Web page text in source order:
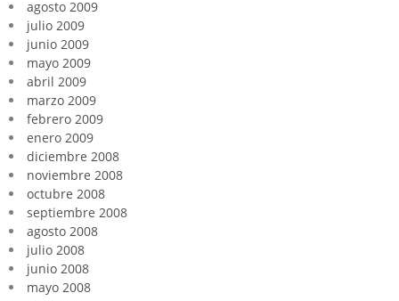
agosto 2009
julio 2009
junio 2009
mayo 2009
abril 2009
marzo 2009
febrero 2009
enero 2009
diciembre 2008
noviembre 2008
octubre 2008
septiembre 2008
agosto 2008
julio 2008
junio 2008
mayo 2008